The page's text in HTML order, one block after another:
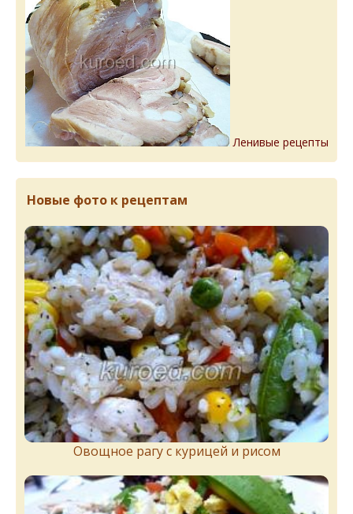
Ленивые рецепты
Новые фото к рецептам
Овощное рагу с курицей и рисом